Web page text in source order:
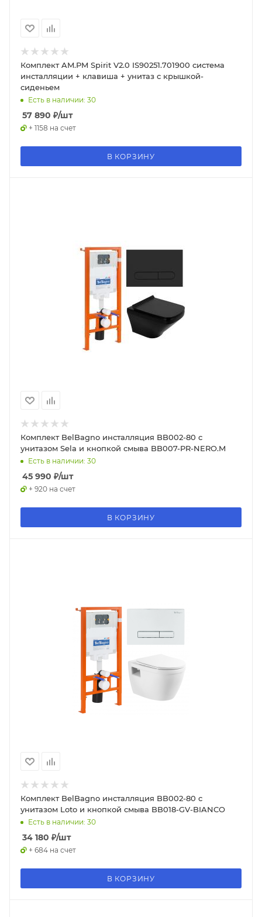
Комплект AM.PM Spirit V2.0 IS90251.701900 система
инсталляции + клавиша + унитаз с крышкой-
сиденьем
Есть в наличии: 30
57 890 ₽/шт
+ 1158 на счет
В КОРЗИНУ
Комплект BelBagno инсталляция BB002-80 с
унитазом Sela и кнопкой смыва BB007-PR-NERO.M
Есть в наличии: 30
45 990 ₽/шт
+ 920 на счет
В КОРЗИНУ
Комплект BelBagno инсталляция BB002-80 с
унитазом Loto и кнопкой смыва BB018-GV-BIANCO
Есть в наличии: 30
34 180 ₽/шт
+ 684 на счет
В КОРЗИНУ